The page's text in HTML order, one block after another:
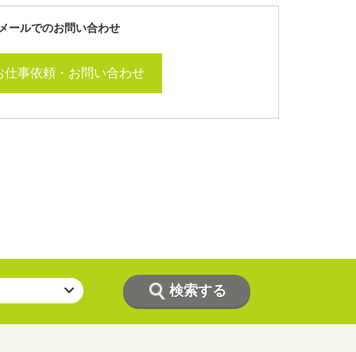
ールでのお問い合わせ
仕事依頼・お問い合わせ